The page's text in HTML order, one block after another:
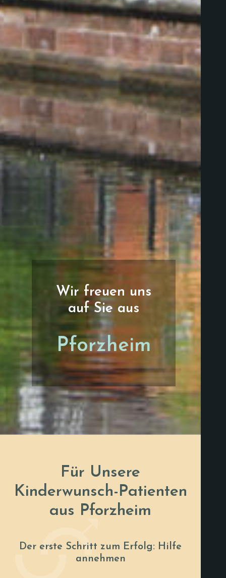
Wir freuen uns
auf Sie aus
Pforzheim
Für Unsere
Kinderwunsch-Patienten
aus Pforzheim
Der erste Schritt zum Erfolg: Hilfe
annehmen